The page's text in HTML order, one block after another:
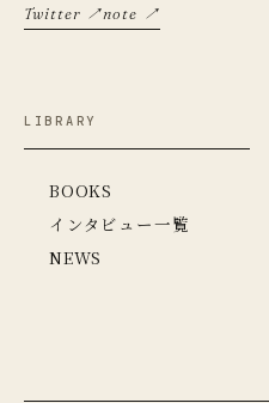
Twitter ↗note ↗
LIBRARY
BOOKS
インタビュー一覧
NEWS